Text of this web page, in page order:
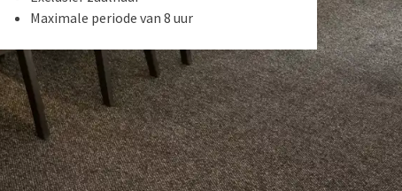
Maximale periode van 8 uur